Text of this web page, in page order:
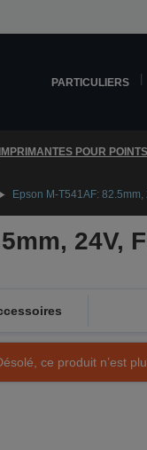
PARTICULIERS
IMPRIMANTES POUR
Epson M-T541AF:
ce produit n’est